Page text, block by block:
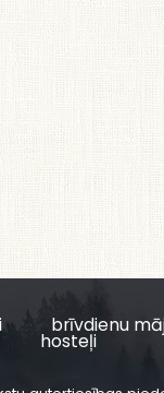
brīvdienu
hosteļi